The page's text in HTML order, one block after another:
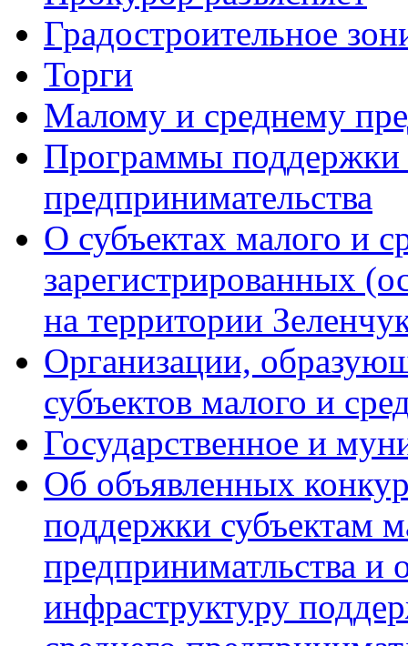
Градостроительное
Торги
Малому и среднему
Программы поддержки
предпринимательства
О субъектах малого и
зарегистрированных
на территории
Организации,
субъектов малого и
Государственное и
Об объявленных
поддержки субъектам
предприниматльства
инфраструктуру